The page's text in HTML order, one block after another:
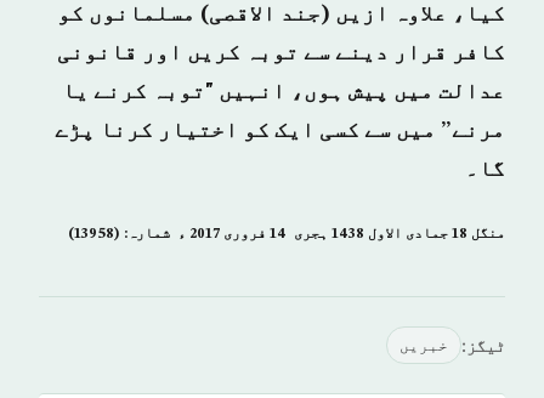
کیا، علاوہ ازیں (جند الاقصی) مسلمانوں کو
کافر قرار دینے سے توبہ کریں اور قانونی
عدالت میں پیش ہوں، انہیں "توبہ کرنے یا
مرنے” میں سے کسی ایک کو اختیار کرنا پڑے
گا۔
منگل 18 جمادى الاول 1438 ہجری ­ 14 فروری 2017 ء شمارہ: (13958)
ٹیگز: خبريں